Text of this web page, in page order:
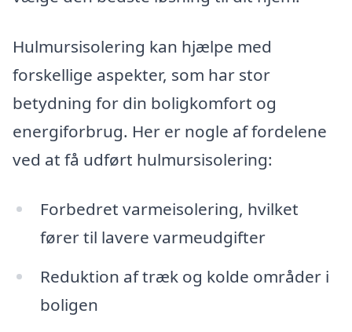
Hulmursisolering kan hjælpe med
forskellige aspekter, som har stor
betydning for din boligkomfort og
energiforbrug. Her er nogle af fordelene
ved at få udført hulmursisolering:
Forbedret varmeisolering, hvilket
fører til lavere varmeudgifter
Reduktion af træk og kolde områder i
boligen